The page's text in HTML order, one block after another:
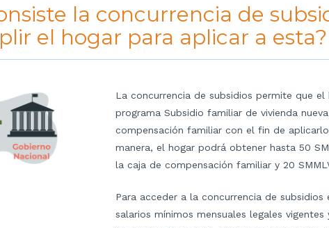
la concurrencia de
el hogar para aplicar a esta?
La concurrencia de subsidios permite que
programa Subsidio familiar de vivienda
compensación familiar con el fin de
manera, el hogar podrá obtener hasta 50
la caja de compensación familiar y 20
Para acceder a la concurrencia de
salarios mínimos mensuales legales